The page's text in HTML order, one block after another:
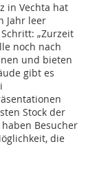
in Vechta hat
Jahr leer
„Zurzeit
noch nach
und bieten
gibt es
Stock der
Besucher
die